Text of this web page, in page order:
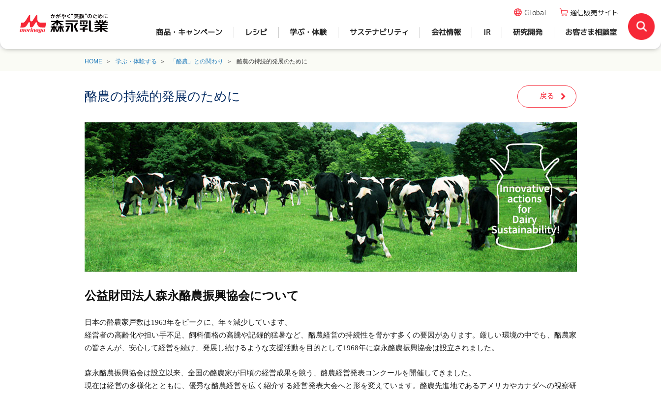
商品・キャンペーン レシピ 学ぶ・体験 サステナビリティ 会社情報 IR 研究開発 お客さま相談室
Global 通信販売サイト
HOME 学ぶ・体験する 「酪農」との関わり 酪農の持続的発展のために
酪農の持続的発展のために 戻る
公益財団法人森永酪農振興協会について
日本の酪農家戸数は1963年をピークに、年々減少しています。
経営者の高齢化や担い手不足、飼料価格の高騰や記録的猛暑など、酪農経営の持続性を脅かす多くの要因があります。厳しい環境の中でも、酪農家
の皆さんが、安心して経営を続け、発展し続けるような支援活動を目的として1968年に森永酪農振興協会は設立されました。
森永酪農振興協会は設立以来、全国の酪農家が日頃の経営成果を競う、酪農経営発表コンクールを開催してきました。
現在は経営の多様化とともに、優秀な酪農経営を広く紹介する経営発表大会へと形を変えています。酪農先進地であるアメリカやカナダへの視察研